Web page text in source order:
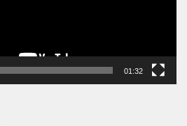
01:32